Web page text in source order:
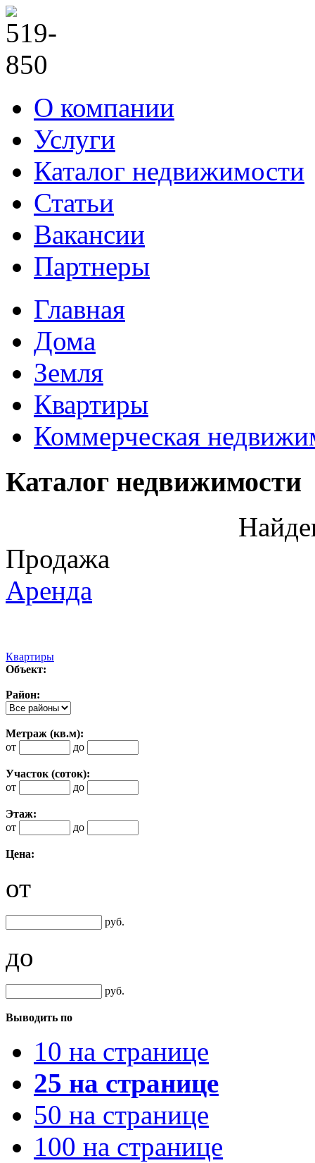
О компании
Услуги
Каталог недвижимости
Статьи
Вакансии
Партнеры
Главная
Дома
Земля
Квартиры
Коммерческая
Каталог недвижимости
Продажа
Аренда
Квартиры
Объект:
Район:
Метраж (кв.м):
от
до
Участок (соток):
от
до
Этаж:
от
до
Цена:
от
руб.
до
руб.
Выводить по
10 на странице
25 на странице
50 на странице
100 на странице